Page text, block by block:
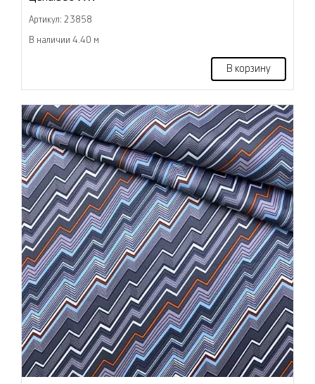
Артикул: 23858
В наличии 4.40 м
В корзину